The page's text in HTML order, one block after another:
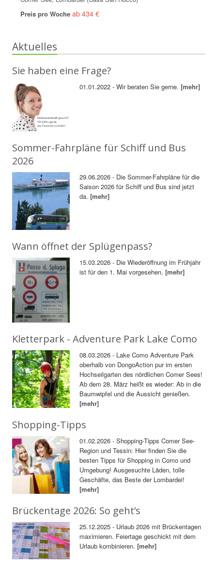
Preis pro Woche ab 434 €
Aktuelles
Sie haben eine Frage?
01.01.2022 - Wir beraten Sie gerne.[mehr]
Sommer-Fahrpläne für Schiff und Bus
2026
29.06.2026 - Die Sommer-Fahrpläne für die
Saison 2026 für Schiff und Bus sind jetzt
da.[mehr]
Wann öffnet der Splügenpass?
15.03.2026 - Die Wiederöffnung im Frühjahr
ist für den 1. Mai vorgesehen.[mehr]
Kletterpark - Adventure Park Lake Como
08.03.2026 - Lake Como Adventure Park
oberhalb von DongoAction pur im ersten
Hochseilgarten des nördlichen Comer Sees!
Ab dem 28. März heißt es wieder: Ab in die
Baumwipfel und die Aussicht genießen.
[mehr]
Shopping-Tipps
01.02.2026 - Shopping-Tipps Comer See-
Region und Tessin: Hier finden Sie die
besten Tipps für Shopping in Como und
Umgebung! Ausgesuchte Läden, tolle
Geschäfte, das Beste der Lombardei!
[mehr]
Brückentage 2026: So geht’s
25.12.2025 - Urlaub 2026 mit Brückentagen
maximieren. Feiertage geschickt mit dem
Urlaub kombinieren.[mehr]